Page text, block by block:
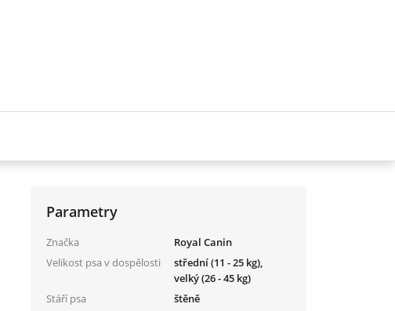
Parametry
Značka
Royal Canin
Velikost psa v dospělosti
střední (11 - 25 kg),
velký (26 - 45 kg)
Stáří psa
štěně